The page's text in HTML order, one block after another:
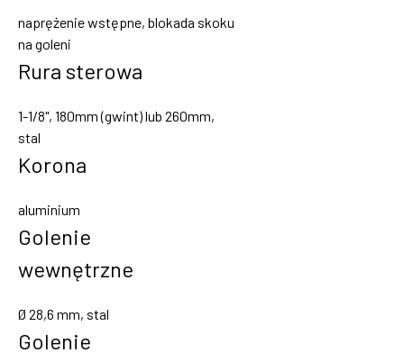
naprężenie wstępne, blokada skoku
na goleni
Rura sterowa
1-1/8", 180mm (gwint) lub 260mm,
stal
Korona
aluminium
Golenie
wewnętrzne
Ø 28,6 mm, stal
Golenie